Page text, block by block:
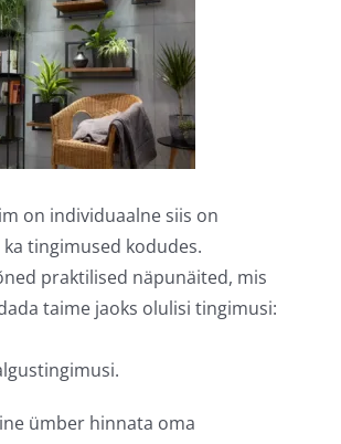
on individuaalne siis on
tingimused kodudes.
praktilised näpunäited, mis
taime jaoks olulisi tingimusi:
ümber hinnata oma